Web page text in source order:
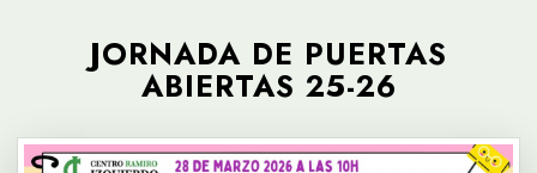
JORNADA DE PUERTAS
ABIERTAS 25-26